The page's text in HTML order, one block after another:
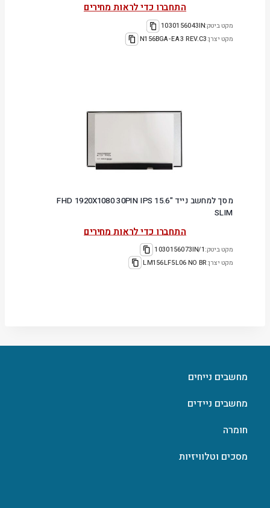
התחברו כדי לראות מחירים
מקט ביטק:1030156043IN
מקט יצרן:N156BGA-EA3 REV.C3
מסך למחשב נייד "15.6 FHD 1920X1080 30PIN IPS
SLIM
התחברו כדי לראות מחירים
מקט ביטק:1030156073IN/1
מקט יצרן:LM156LF5L06 NO BR
מחשבים נייחים
מחשבים ניידים
חומרה
מסכים וטלוויזיות